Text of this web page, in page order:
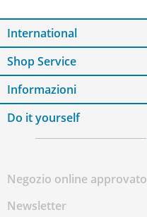
International
Shop Service
Informazioni
Do it yourself
Negozio online approvato
Newsletter